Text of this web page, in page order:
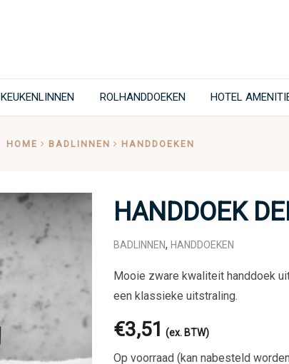
KEUKENLINNEN ROLHANDDOEKEN HOTEL
HOME BADLINNEN HANDDOEKEN
HANDDOEK
BADLINNEN, HANDDOEKEN
Mooie zware kwaliteit handdoek
een klassieke uitstraling.
€3,51 (ex. BTW)
Op voorraad (kan nabesteld